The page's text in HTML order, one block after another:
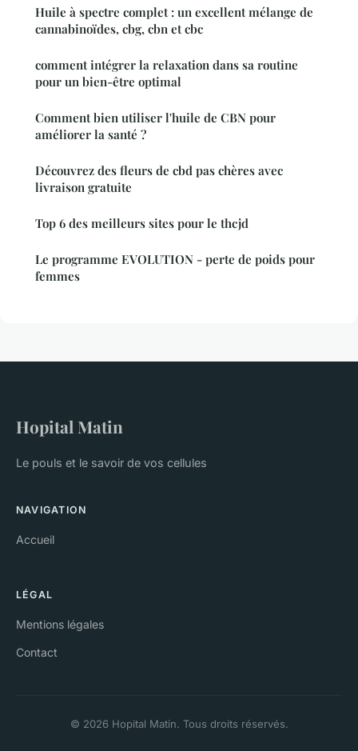
Huile à spectre complet : un excellent mélange de
cannabinoïdes, cbg, cbn et cbc
comment intégrer la relaxation dans sa routine
pour un bien-être optimal
Comment bien utiliser l'huile de CBN pour
améliorer la santé ?
Découvrez des fleurs de cbd pas chères avec
livraison gratuite
Top 6 des meilleurs sites pour le thcjd
Le programme EVOLUTION - perte de poids pour
femmes
Hopital Matin
Le pouls et le savoir de vos cellules
NAVIGATION
Accueil
LÉGAL
Mentions légales
Contact
© 2026 Hopital Matin. Tous droits réservés.